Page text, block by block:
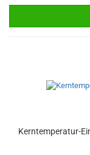
Kerntemperatur-